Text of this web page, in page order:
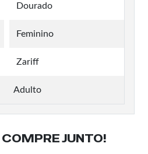
Dourado
Feminino
Zariff
Adulto
COMPRE JUNTO!